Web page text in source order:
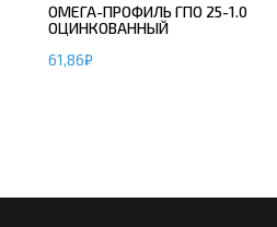
ОМЕГА-ПРОФИЛЬ ГПО 25-1.0
ОЦИНКОВАННЫЙ
61,86₽